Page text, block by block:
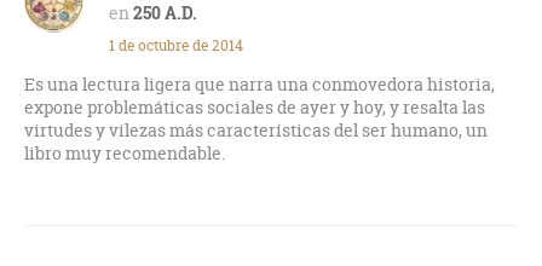
250 A.D.
1 de octubre de 2014
Es una lectura ligera que narra una conmovedora historia,
expone problemáticas sociales de ayer y hoy, y resalta las
virtudes y vilezas más características del ser humano, un
libro muy recomendable.